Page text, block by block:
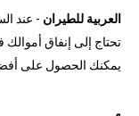
العربية للطيران - عند
تحتاج إلى إنفاق
يمكنك الحصول على